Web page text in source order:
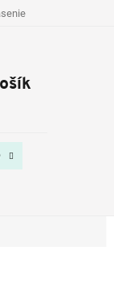
Nákupný